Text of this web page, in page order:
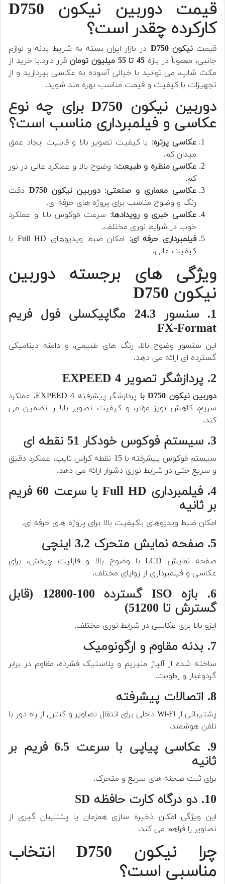
قیمت دوربین نیکون D750
کارکرده چقدر است؟
قیمتنیکون D750
در بازار ایران بسته به شرایط بدنه و لوازم
جانبی، معمولاً در بازه 45 تا 55 میلیون تومان قرار دارد.با خرید از
مکث شاپ، می توانید با خیالی آسوده به عکاسی بپردازید و از
تجهیزات با کیفیت و قیمت مناسب بهره مند شوید.
دوربین نیکون D750 برای چه نوع
عکاسی و فیلمبرداری مناسب است؟
عکاسی پرتره: با کیفیت تصویر بالا و قابلیت ایجاد عمق
میدان کم.
عکاسی منظره و طبیعت: وضوح بالا و عملکرد عالی در نور
کم.
عکاسی معماری و صنعتی:دوربین نیکون D750
دقت
رنگ و وضوح مناسب برای پروژه های حرفه ای.
عکاسی خبری و رویدادها: سرعت فوکوس بالا و عملکرد
خوب در شرایط نوری مختلف.
فیلمبرداری حرفه ای
: امکان ضبط ویدیوهای Full HD با
کیفیت عالی.
ویژگی های برجسته دوربین
نیکون D750
1. سنسور 24.3 مگاپیکسلی فول فریم
FX-Format
این سنسور وضوح بالا، رنگ های طبیعی، و دامنه دینامیکی
گسترده ای ارائه می دهد.
2. پردازشگر تصویر EXPEED 4
دوربین نیکون D750 با
پردازشگر پیشرفته EXPEED 4، عملکرد
سریع، کاهش نویز مؤثر، و کیفیت تصویر بالا را تضمین می
کند.
3. سیستم فوکوس خودکار 51 نقطه ای
سیستم فوکوس پیشرفته با 15 نقطه کراس تایپ، عملکرد دقیق
و سریع حتی در شرایط نوری دشوار ارائه می دهد.
4. فیلمبرداری Full HD با سرعت 60 فریم
بر ثانیه
امکان ضبط ویدیوهای باکیفیت بالا برای پروژه های حرفه ای.
5. صفحه نمایش متحرک 3.2 اینچی
صفحه نمایش LCD با وضوح بالا و قابلیت چرخش، برای
عکاسی و فیلمبرداری از زوایای مختلف.
6. بازه ISO گسترده 100-12800 (قابل
گسترش تا 51200)
ایزو بالا برای عکاسی در شرایط نوری مختلف.
7. بدنه مقاوم و ارگونومیک
ساخته شده از آلیاژ منیزیم و پلاستیک فشرده، مقاوم در برابر
گردوغبار و رطوبت.
8. اتصالات پیشرفته
پشتیبانی از Wi-Fi داخلی برای انتقال تصاویر و کنترل از راه دور با
تلفن هوشمند.
9. عکاسی پیاپی با سرعت 6.5 فریم بر
ثانیه
برای ثبت صحنه های سریع و متحرک.
10. دو درگاه کارت حافظه SD
این ویژگی امکان ذخیره سازی همزمان یا پشتیبان گیری از
تصاویر را فراهم می کند.
چرا نیکون D750 انتخاب
مناسبی است؟